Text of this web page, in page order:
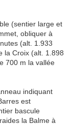
(sentier large et
obliquer à
(alt. 1.933
la Croix (alt. 1.898
700 m la vallée
indiquant
est
bascule
la Balme à